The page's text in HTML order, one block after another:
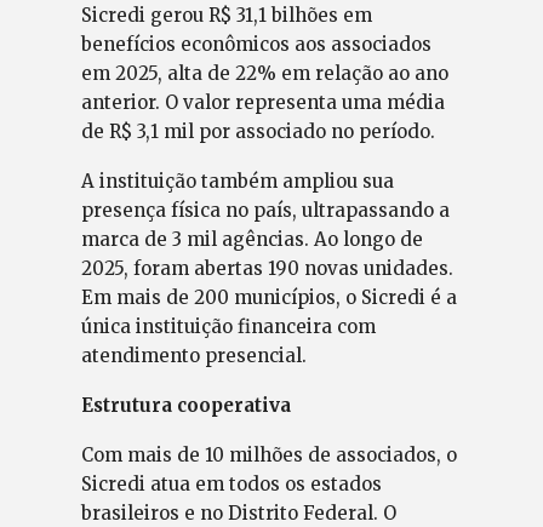
Sicredi gerou R$ 31,1 bilhões em
benefícios econômicos aos associados
em 2025, alta de 22% em relação ao ano
anterior. O valor representa uma média
de R$ 3,1 mil por associado no período.
A instituição também ampliou sua
presença física no país, ultrapassando a
marca de 3 mil agências. Ao longo de
2025, foram abertas 190 novas unidades.
Em mais de 200 municípios, o Sicredi é a
única instituição financeira com
atendimento presencial.
Estrutura cooperativa
Com mais de 10 milhões de associados, o
Sicredi atua em todos os estados
brasileiros e no Distrito Federal. O